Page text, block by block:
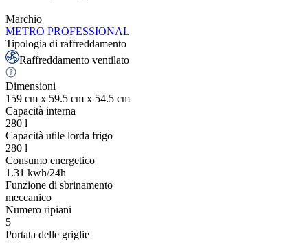
Marchio
METRO PROFESSIONAL
Tipologia di raffreddamento
Raffreddamento ventilato
Dimensioni
159 cm x 59.5 cm x 54.5 cm
Capacità interna
280 l
Capacità utile lorda frigo
280 l
Consumo energetico
1.31 kwh/24h
Funzione di sbrinamento
meccanico
Numero ripiani
5
Portata delle griglie